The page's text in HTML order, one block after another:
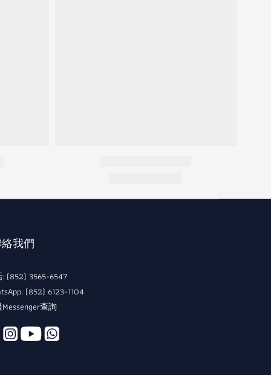
我們
(852) 3565-6547
(852) 6123-1104
查詢